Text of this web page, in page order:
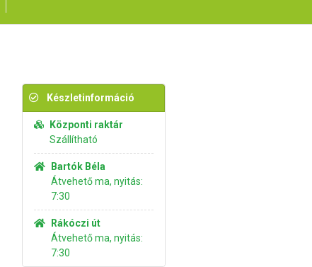
Készletinformáció
Központi raktár
Szállítható
Bartók Béla
Átvehető ma, nyitás:
7:30
Rákóczi út
Átvehető ma, nyitás:
7:30